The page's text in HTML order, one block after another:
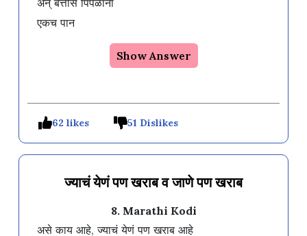
Show Answer
62 likes 51 Dislikes
ज्याचं येणं पण खराब व जाणे पण खराब
8. Marathi Kodi
असे काय आहे, ज्याचं येणं पण खराब आहे